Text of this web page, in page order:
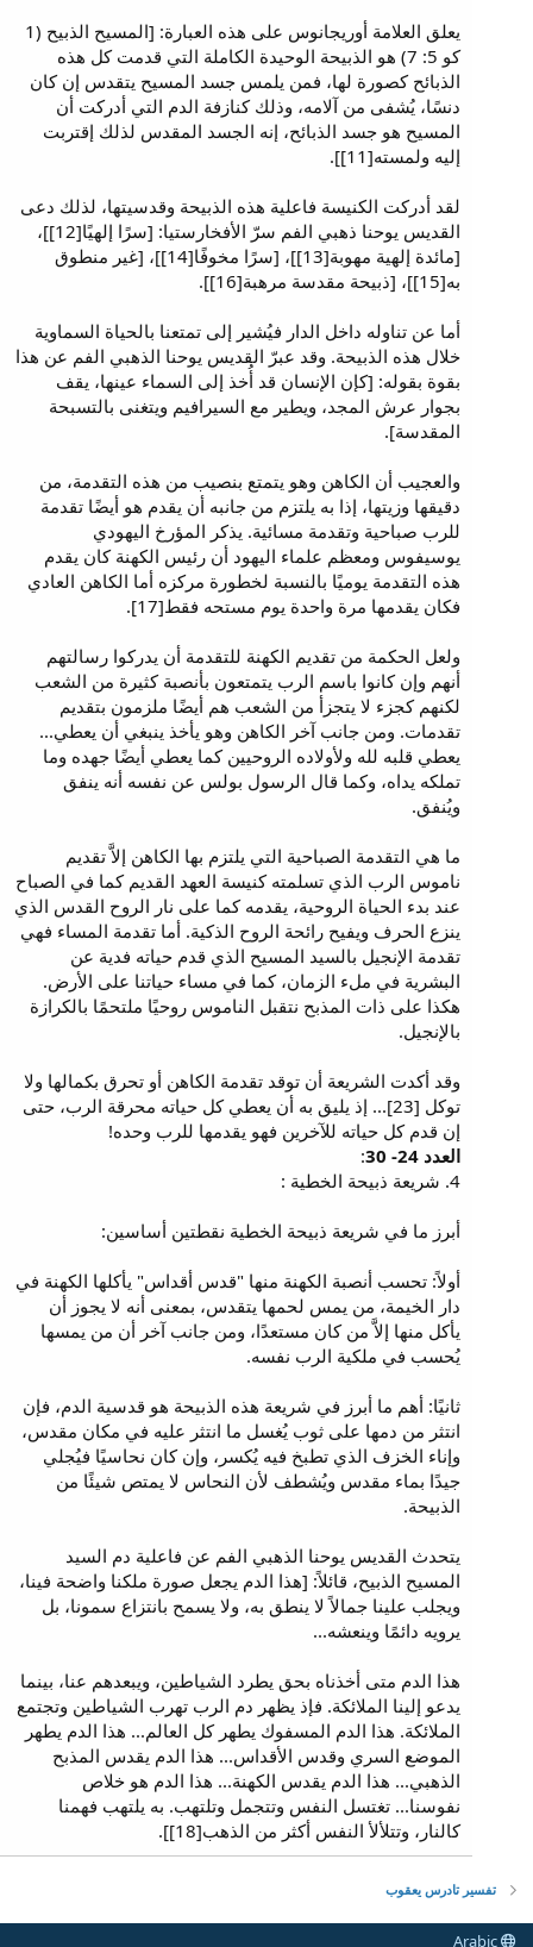
يعلق العلامة أوريجانوس على هذه العبارة: [المسيح الذبيح (1
كو 5: 7) هو الذبيحة الوحيدة الكاملة التي قدمت كل هذه
الذبائح كصورة لها، فمن يلمس جسد المسيح يتقدس إن كان
دنسًا، يُشفى من آلامه، وذلك كنازفة الدم التي أدركت أن
المسيح هو جسد الذبائح، إنه الجسد المقدس لذلك إقتربت
إليه ولمسته[11]].
لقد أدركت الكنيسة فاعلية هذه الذبيحة وقدسيتها، لذلك دعى
القديس يوحنا ذهبي الفم سرّ الأفخارستيا: [سرًا إلهيًا[12]]،
[مائدة إلهية مهوبة[13]]، [سرًا مخوفًا[14]]، [غير منطوق
به[15]]، [ذبيحة مقدسة مرهبة[16]].
أما عن تناوله داخل الدار فيُشير إلى تمتعنا بالحياة السماوية
خلال هذه الذبيحة. وقد عبرّ القديس يوحنا الذهبي الفم عن هذا
بقوة بقوله: [كإن الإنسان قد أُخذ إلى السماء عينها، يقف
بجوار عرش المجد، ويطير مع السيرافيم ويتغنى بالتسبحة
المقدسة].
والعجيب أن الكاهن وهو يتمتع بنصيب من هذه التقدمة، من
دقيقها وزيتها، إذا به يلتزم من جانبه أن يقدم هو أيضًا تقدمة
للرب صباحية وتقدمة مسائية. يذكر المؤرخ اليهودي
يوسيفوس ومعظم علماء اليهود أن رئيس الكهنة كان يقدم
هذه التقدمة يوميًا بالنسبة لخطورة مركزه أما الكاهن العادي
فكان يقدمها مرة واحدة يوم مستحه فقط[17].
ولعل الحكمة من تقديم الكهنة للتقدمة أن يدركوا رسالتهم
أنهم وإن كانوا باسم الرب يتمتعون بأنصبة كثيرة من الشعب
لكنهم كجزء لا يتجزأ من الشعب هم أيضًا ملزمون بتقديم
تقدمات. ومن جانب آخر الكاهن وهو يأخذ ينبغي أن يعطي...
يعطي قلبه لله ولأولاده الروحيين كما يعطي أيضًا جهده وما
تملكه يداه، وكما قال الرسول بولس عن نفسه أنه ينفق
ويُنفق.
ما هي التقدمة الصباحية التي يلتزم بها الكاهن إلاَّ تقديم
ناموس الرب الذي تسلمته كنيسة العهد القديم كما في الصباح
عند بدء الحياة الروحية، يقدمه كما على نار الروح القدس الذي
ينزع الحرف ويفيح رائحة الروح الذكية. أما تقدمة المساء فهي
تقدمة الإنجيل بالسيد المسيح الذي قدم حياته فدية عن
البشرية في ملء الزمان، كما في مساء حياتنا على الأرض.
هكذا على ذات المذبح نتقبل الناموس روحيًا ملتحمًا بالكرازة
بالإنجيل.
وقد أكدت الشريعة أن توقد تقدمة الكاهن أو تحرق بكمالها ولا
توكل [23]... إذ يليق به أن يعطي كل حياته محرقة الرب، حتى
إن قدم كل حياته للآخرين فهو يقدمها للرب وحده!
العدد 24- 30
:
4. شريعة ذبيحة الخطية :
أبرز ما في شريعة ذبيحة الخطية نقطتين أساسين:
أولاً: تحسب أنصبة الكهنة منها "قدس أقداس" يأكلها الكهنة في
دار الخيمة، من يمس لحمها يتقدس، بمعنى أنه لا يجوز أن
يأكل منها إلاَّ من كان مستعدًا، ومن جانب آخر أن من يمسها
يُحسب في ملكية الرب نفسه.
ثانيًا: أهم ما أبرز في شريعة هذه الذبيحة هو قدسية الدم، فإن
انتثر من دمها على ثوب يُغسل ما انتثر عليه في مكان مقدس،
وإناء الخزف الذي تطبخ فيه يُكسر، وإن كان نحاسيًا فيُجلي
جيدًا بماء مقدس ويُشطف لأن النحاس لا يمتص شيئًا من
الذبيحة.
يتحدث القديس يوحنا الذهبي الفم عن فاعلية دم السيد
المسيح الذبيح، قائلاً: [هذا الدم يجعل صورة ملكنا واضحة فينا،
ويجلب علينا جمالاً لا ينطق به، ولا يسمح بانتزاع سمونا، بل
يرويه دائمًا وينعشه...
هذا الدم متى أخذناه بحق يطرد الشياطين، ويبعدهم عنا، بينما
يدعو إلينا الملائكة. فإذ يظهر دم الرب تهرب الشياطين وتجتمع
الملائكة. هذا الدم المسفوك يطهر كل العالم... هذا الدم يطهر
الموضع السري وقدس الأقداس... هذا الدم يقدس المذبح
الذهبي... هذا الدم يقدس الكهنة... هذا الدم هو خلاص
نفوسنا... تغتسل النفس وتتجمل وتلتهب. به يلتهب فهمنا
كالنار، وتتلألأ النفس أكثر من الذهب[18]].
تفسير تادرس يعقوب